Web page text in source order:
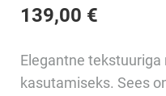
139,00 €
Elegantne
kasutamiseks. Sees